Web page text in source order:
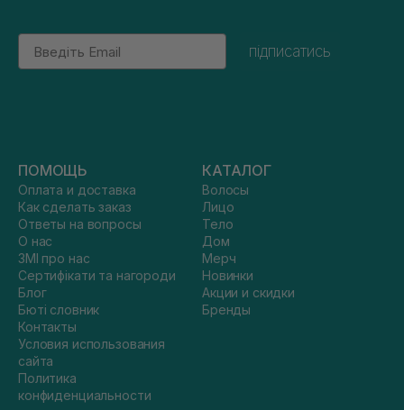
Email
підписатись
ПОМОЩЬ
Оплата и доставка
Как сделать заказ
Ответы на вопросы
О нас
ЗМІ про нас
Сертифікати та нагороди
Блог
Бюті словник
Контакты
Условия использования
сайта
Политика
конфиденциальности
КАТАЛОГ
Волосы
Лицо
Тело
Дом
Мерч
Новинки
Акции и скидки
Бренды